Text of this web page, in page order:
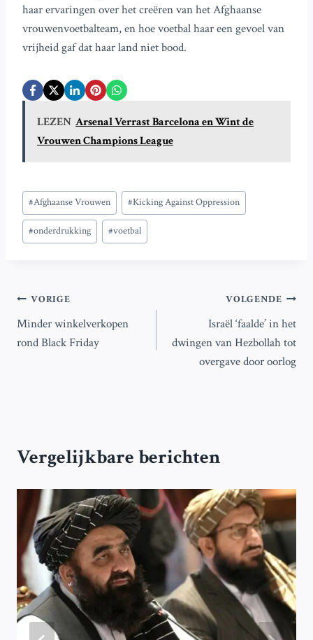
haar ervaringen over het creëren van het Afghaanse
vrouwenvoetbalteam, en hoe voetbal haar een gevoel van
vrijheid gaf dat haar land niet bood.
LEZEN Arsenal Verrast Barcelona en Wint de
Vrouwen Champions League
Bericht
tags:
#Afghaanse Vrouwen #Kicking Against Oppression
#onderdrukking #voetbal
Bericht
navigatie
VORIGE
Minder winkelverkopen
rond Black Friday
VOLGENDE
Israël ‘faalde’ in het
dwingen van Hezbollah tot
overgave door oorlog
Vergelijkbare berichten